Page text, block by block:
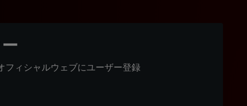
フィシャルウェブにユーザー登録